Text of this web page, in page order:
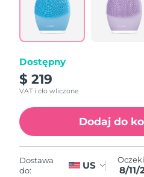
Same
page
link.
Dostępny
$ 219
VAT i cło wliczone
Dodaj do
Dostawa
do:
US 8/11/